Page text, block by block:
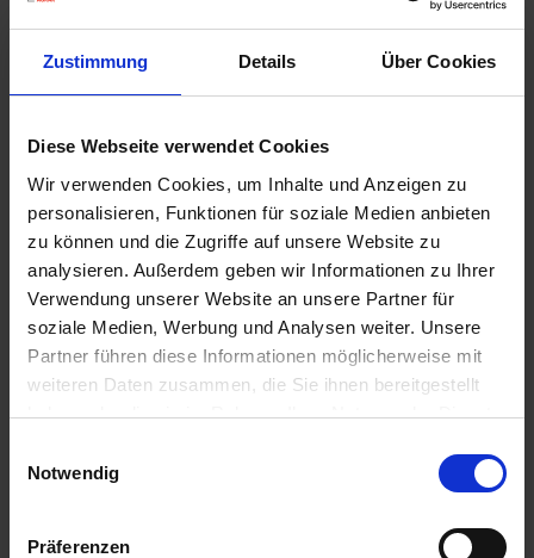
Zustimmung Details Über Cookies
Diese Webseite verwendet Cookies
Wir verwenden Cookies, um Inhalte und Anzeigen zu
personalisieren, Funktionen für soziale Medien anbieten
zu können und die Zugriffe auf unsere Website zu
analysieren. Außerdem geben wir Informationen zu Ihrer
Verwendung unserer Website an unsere Partner für
soziale Medien, Werbung und Analysen weiter. Unsere
Partner führen diese Informationen möglicherweise mit
weiteren Daten zusammen, die Sie ihnen bereitgestellt
haben oder die sie im Rahmen Ihrer Nutzung der Dienste
Notwendig
Präferenzen
Seramis Outdoor Pflanz-Gran. Beet-, Balkon- &
Kübelpflanz
Artikel-Nr.: 7000835-01-cfg
Ähnliche Produkte